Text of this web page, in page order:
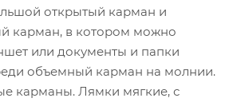
открытый карман и
карман, в котором можно
или документы и папки
объемный карман на молнии.
карманы. Лямки мягкие, с